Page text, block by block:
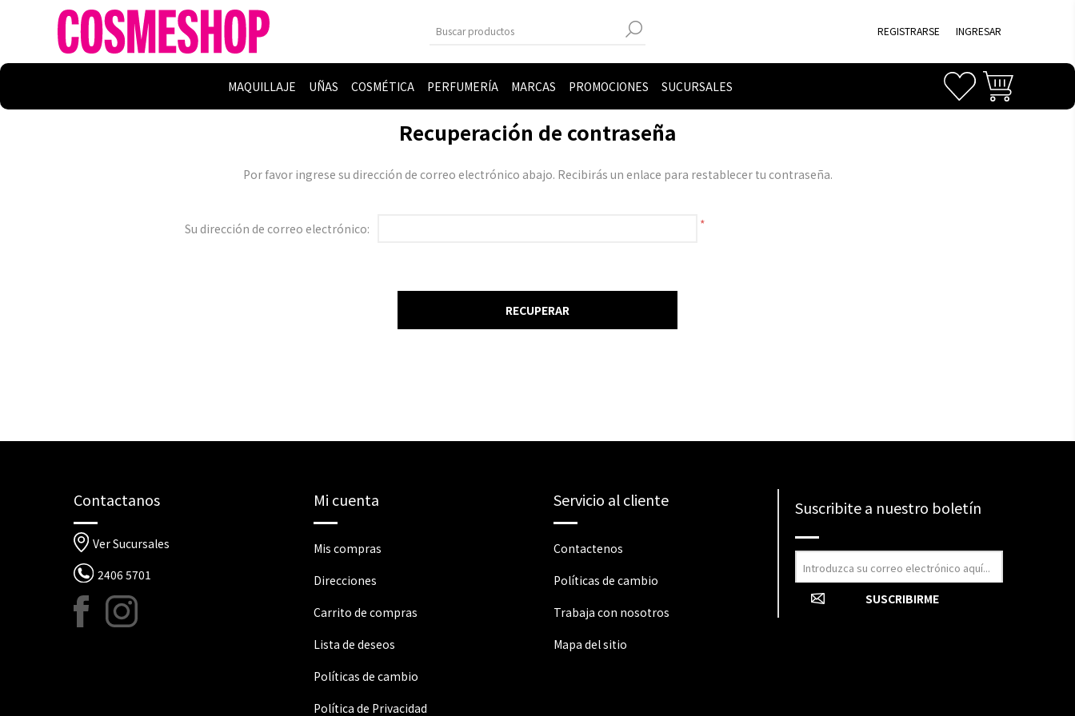
REGISTRARSE INGRESAR
MAQUILLAJE UÑAS COSMÉTICA PERFUMERÍA MARCAS PROMOCIONES SUCURSALES
Recuperación de contraseña
Por favor ingrese su dirección de correo electrónico abajo. Recibirás un enlace para restablecer tu contraseña.
Su dirección de correo electrónico: *
Contactanos
Ver Sucursales
2406 5701
Mi cuenta
Mis compras
Direcciones
Carrito de compras
Lista de deseos
Políticas de cambio
Política de Privacidad
Servicio al cliente
Contactenos
Políticas de cambio
Trabaja con nosotros
Mapa del sitio
Suscribite a nuestro boletín